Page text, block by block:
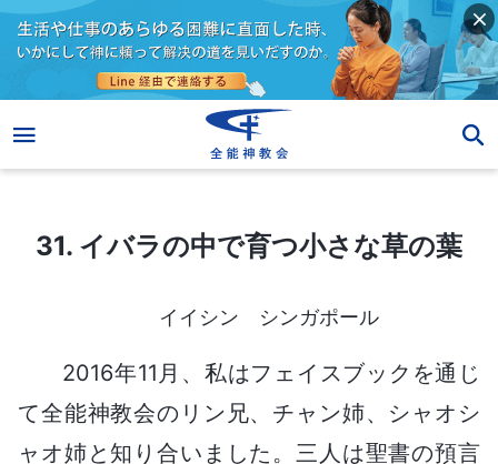
31. イバラの中で育つ小さな草の葉
31. イバラの中で育つ小さな草の葉
イイシン シンガポール
2016年11月、私はフェイスブックを通じ
て全能神教会のリン兄、チャン姉、シャオシ
ャオ姉と知り合いました。三人は聖書の預言